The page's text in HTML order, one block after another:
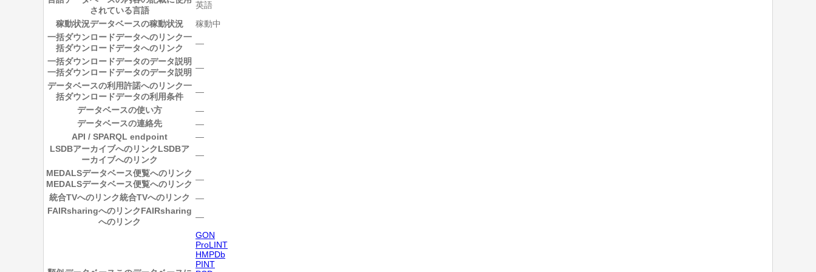
されている言語
英語
稼動状況データベースの稼動状況
稼動中
一括ダウンロードデータへのリンク一
括ダウンロードデータへのリンク
―
一括ダウンロードデータのデータ説明
一括ダウンロードデータのデータ説明 ―
データベースの利用許諾へのリンク一
括ダウンロードデータの利用条件
―
データベースの使い方
―
データベースの連絡先
―
API / SPARQL endpoint
―
LSDBアーカイブへのリンクLSDBア
ーカイブへのリンク
―
MEDALSデータベース便覧へのリンク
MEDALSデータベース便覧へのリンク ―
統合TVへのリンク統合TVへのリンク
―
FAIRsharingへのリンクFAIRsharing
へのリンク
―
GON
ProLINT
HMPDb
PINT